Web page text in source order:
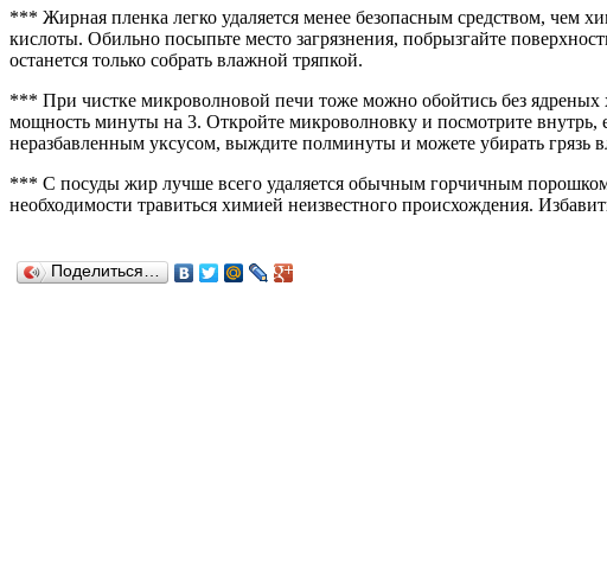
*** Жирная пленка легко удаляется менее безопасным средством,
кислоты. Обильно посыпьте место загрязнения, побрызгайте
останется только собрать влажной тряпкой.
*** При чистке микроволновой печи тоже можно обойтись без
мощность минуты на 3. Откройте микроволновку и посмотрите внутрь,
неразбавленным уксусом, выждите полминуты и можете убирать
*** С посуды жир лучше всего удаляется обычным горчичным
необходимости травиться химией неизвестного происхождения.
Поделиться…